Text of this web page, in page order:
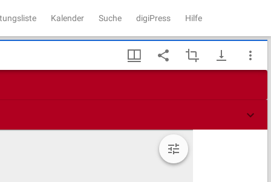
Kalender Suche digiPress Hilfe